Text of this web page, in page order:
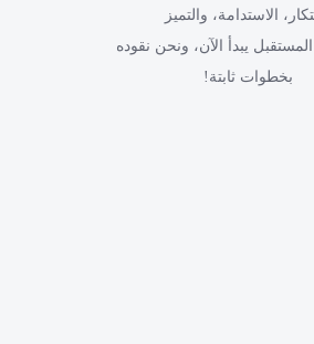
الاستدامة، والتميز
يبدأ الآن، ونحن نقوده
بخطوات ثابتة!